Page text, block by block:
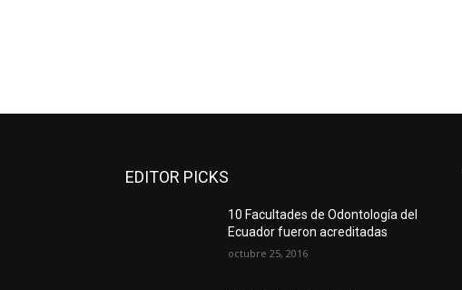
EDITOR PICKS
10 Facultades de Odontología del
Ecuador fueron acreditadas
octubre 25, 2016